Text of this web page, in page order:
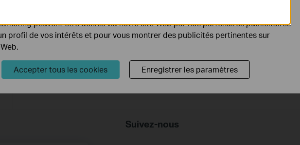
Introduction for TP-Link Outdoor Antennas
Suivez-nous
de notre site Web.
peuvent être définis via notre site Web par nos partenaires publicitaires
profil de vos intérêts et pour vous montrer des publicités pertinentes sur
Accepter tous les cookies Enregistrer les paramètres